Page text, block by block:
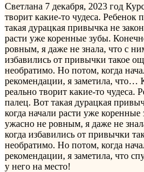
Светлана 7 декабря, 2023 год
творит какие-то чудеса. Ребенок
такая дурацкая привычка не
расти уже коренные зубы.
ровным, я даже не знала, что с
избавились от привычки такое
необратимо. Но потом, когда
рекомендации, я заметила, что…
реально творит какие-то чудеса.
палец. Вот такая дурацкая
когда начали расти уже
ужасно не ровным, я даже не
когда избавились от привычки
необратимо. Но потом, когда
рекомендации, я заметила, что
у него на место!